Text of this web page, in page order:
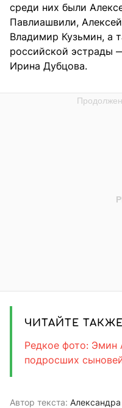
среди них были
Павлиашвили,
Владимир Кузьмин, а
российской эстрады
Ирина Дубцова.
ЧИТАЙТЕ ТАКЖЕ
Редкое фото: Эмин
подросших
Автор текста: